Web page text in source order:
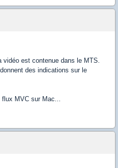
est contenue dans le MTS.
des indications sur le
flux MVC sur Mac...